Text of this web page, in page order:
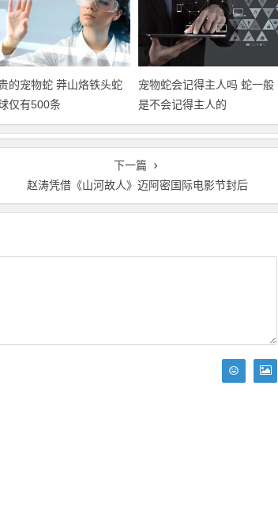
的宠物蛇 莽山烙铁头蛇
仅有500条
宠物蛇会记得主人吗 蛇一般
是不会记得主人的
下一篇
赵涛凭借《山河故人》迈阿密国际电影节封后